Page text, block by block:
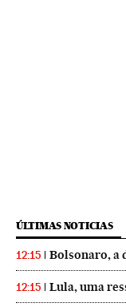
ÚLTIMAS NOTICIAS
12:15 Bolsonaro, a
12:15 Lula, uma